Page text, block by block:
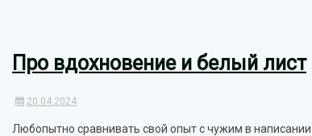
Про вдохновение и белый лист
20.04.2024
Любопытно сравнивать свой опыт с чужим в написании